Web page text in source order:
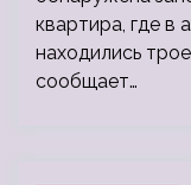
квартира, где в
находились
сообщает…